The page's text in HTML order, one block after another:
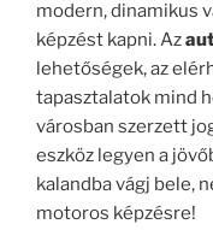
modern, dinamikus
képzést kapni. Az
lehetőségek, az
tapasztalatok mind
városban szerzett
eszköz legyen a
kalandba vágj bele,
motoros képzésre!